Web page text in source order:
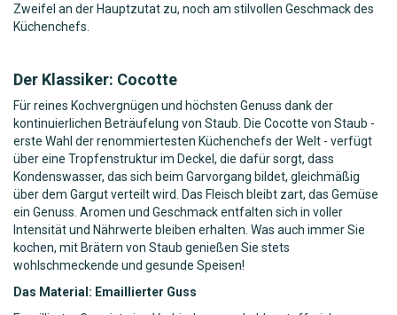
Zweifel an der Hauptzutat zu, noch am stilvollen Geschmack des
Küchenchefs.
Der Klassiker: Cocotte
Für reines Kochvergnügen und höchsten Genuss dank der
kontinuierlichen Beträufelung von Staub. Die Cocotte von Staub -
erste Wahl der renommiertesten Küchenchefs der Welt - verfügt
über eine Tropfenstruktur im Deckel, die dafür sorgt, dass
Kondenswasser, das sich beim Garvorgang bildet, gleichmäßig
über dem Gargut verteilt wird. Das Fleisch bleibt zart, das Gemüse
ein Genuss. Aromen und Geschmack entfalten sich in voller
Intensität und Nährwerte bleiben erhalten. Was auch immer Sie
kochen, mit Brätern von Staub genießen Sie stets
wohlschmeckende und gesunde Speisen!
Das Material: Emaillierter Guss